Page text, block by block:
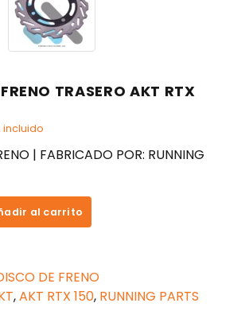
TRASERO AKT RTX
incluido
| FABRICADO POR: RUNNING
al carrito
DE FRENO
,AKT RTX 150, RUNNING PARTS